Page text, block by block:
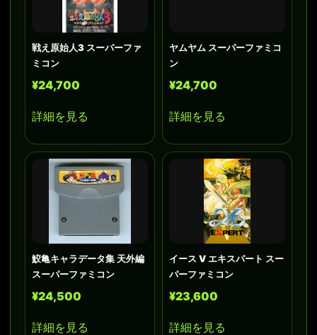
戦え原始人3 スーパーファ
ミコン
¥24,700
詳細を見る
ヤムヤム スーパーファミコ
ン
¥24,700
詳細を見る
鮫亀キャラデータ集 天外編
スーパーファミコン
¥24,500
詳細を見る
イース V エキスパート スー
パーファミコン
¥23,600
詳細を見る